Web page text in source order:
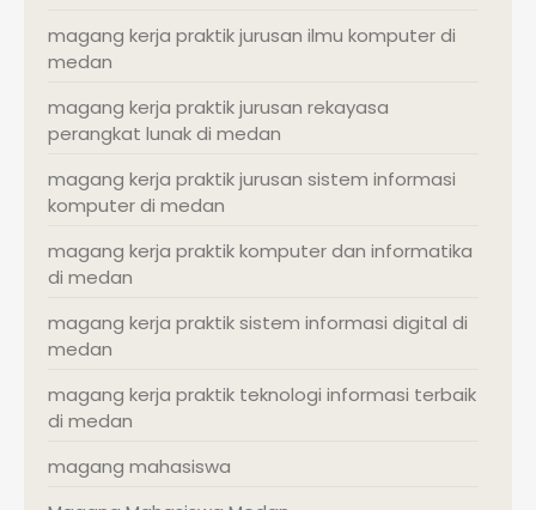
magang kerja praktik jurusan ilmu komputer di
medan
magang kerja praktik jurusan rekayasa
perangkat lunak di medan
magang kerja praktik jurusan sistem informasi
komputer di medan
magang kerja praktik komputer dan informatika
di medan
magang kerja praktik sistem informasi digital di
medan
magang kerja praktik teknologi informasi terbaik
di medan
magang mahasiswa